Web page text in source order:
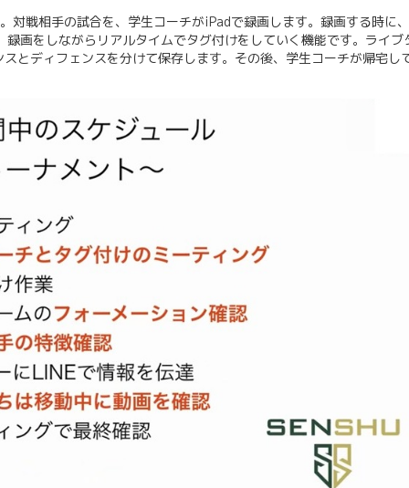
対戦相手の試合を、学生コーチがiPadで録画します。録画する時に、
録画をしながらリアルタイムでタグ付けをしていく機能です。ライブ
とディフェンスを分けて保存します。その後、学生コーチが帰宅し